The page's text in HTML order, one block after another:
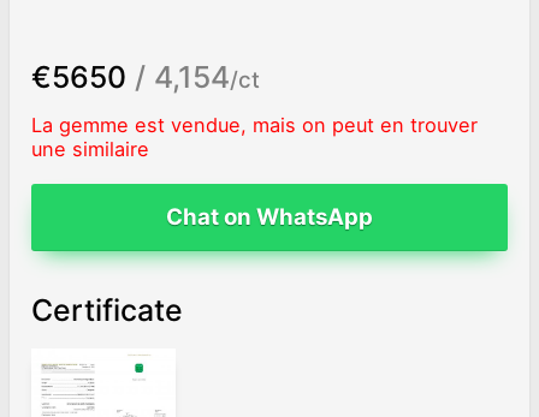
€5650 / 4,154/ct
La gemme est vendue, mais on peut en trouver
une similaire
Chat on WhatsApp
Certificate